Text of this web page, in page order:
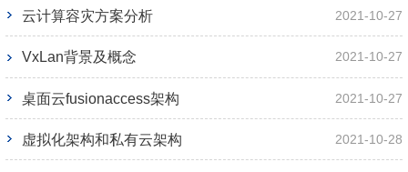
云计算容灾方案分析 2021-10-27
VxLan背景及概念 2021-10-27
桌面云fusionaccess架构 2021-10-27
虚拟化架构和私有云架构 2021-10-28